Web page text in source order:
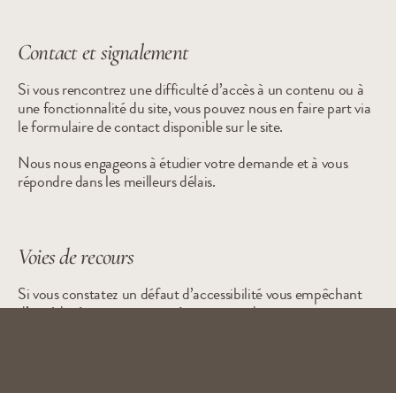
Contact et signalement
Si vous rencontrez une difficulté d’accès à un contenu ou à
une fonctionnalité du site, vous pouvez nous en faire part via
le formulaire de contact disponible sur le site.
Nous nous engageons à étudier votre demande et à vous
répondre dans les meilleurs délais.
Voies de recours
Si vous constatez un défaut d’accessibilité vous empêchant
d’accéder à un contenu ou à un service du site et que vous